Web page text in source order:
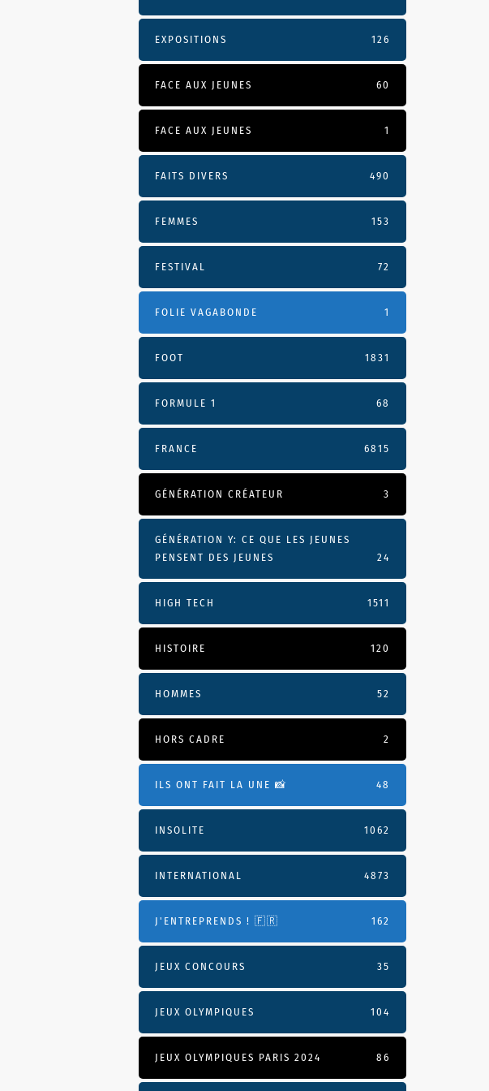
EXPOSITIONS 126
FACE AUX JEUNES 60
FACE AUX JEUNES 1
FAITS DIVERS 490
FEMMES 153
FESTIVAL 72
FOLIE VAGABONDE 1
FOOT 1831
FORMULE 1 68
FRANCE 6815
GÉNÉRATION CRÉATEUR 3
GÉNÉRATION Y: CE QUE LES JEUNES
PENSENT DES JEUNES
24
HIGH TECH 1511
HISTOIRE 120
HOMMES 52
HORS CADRE 2
ILS ONT FAIT LA UNE 📸 48
INSOLITE 1062
INTERNATIONAL 4873
J'ENTREPRENDS ! 🇫🇷 162
JEUX CONCOURS 35
JEUX OLYMPIQUES 104
JEUX OLYMPIQUES PARIS 2024 86